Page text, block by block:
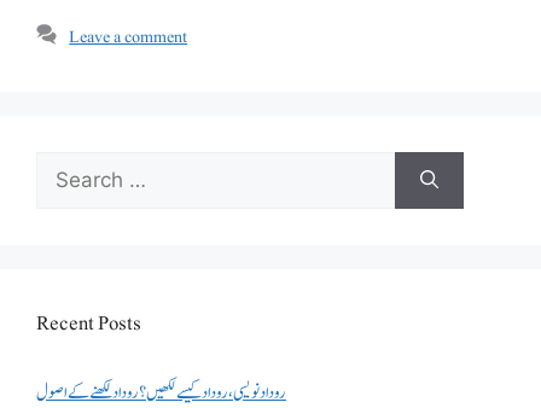
Leave a comment
Search
for:
Recent Posts
روداد نویسی ،روداد کیسے لکھیں؟ روداد لکھنے کے اصول